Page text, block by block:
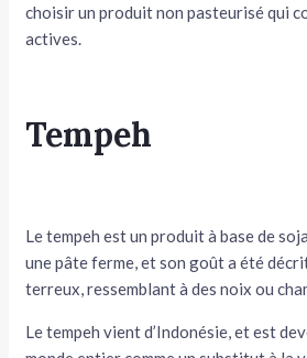
choisir un produit non pasteurisé qui
actives.
Tempeh
Le tempeh est un produit à base de
une pâte ferme, et son goût a été
terreux, ressemblant à des noix ou
Le tempeh vient d’Indonésie, et est